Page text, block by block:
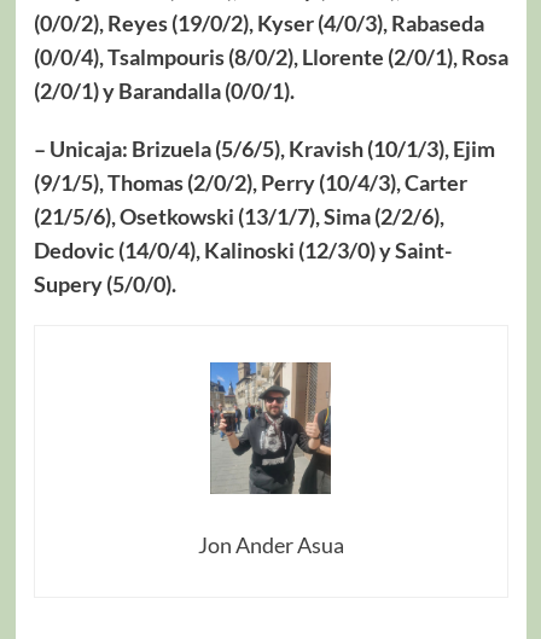
(0/0/2), Reyes (19/0/2), Kyser (4/0/3), Rabaseda
(0/0/4), Tsalmpouris (8/0/2), Llorente (2/0/1), Rosa
(2/0/1) y Barandalla (0/0/1).
– Unicaja: Brizuela (5/6/5), Kravish (10/1/3), Ejim
(9/1/5), Thomas (2/0/2), Perry (10/4/3), Carter
(21/5/6), Osetkowski (13/1/7), Sima (2/2/6),
Dedovic (14/0/4), Kalinoski (12/3/0) y Saint-
Supery (5/0/0).
Jon Ander Asua